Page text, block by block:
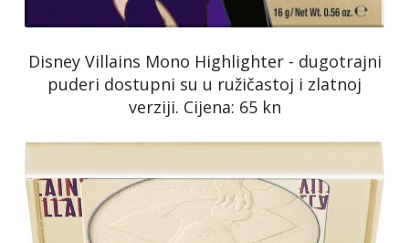
Disney Villains Mono Highlighter - dugotrajni
puderi dostupni su u ružičastoj i zlatnoj
verziji. Cijena: 65 kn